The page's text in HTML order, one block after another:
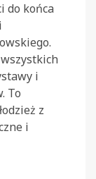
do końca
i
To
z
i